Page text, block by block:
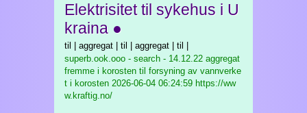
Elektrisitet til sykehus i U
kraina ●
til | aggregat | til | aggregat | til |
superb.ook.ooo - search - 14.12.22 aggregat
fremme i korosten til forsyning av vannverke
t i korosten 2026-06-04 06:24:59 https://ww
w.kraftig.no/